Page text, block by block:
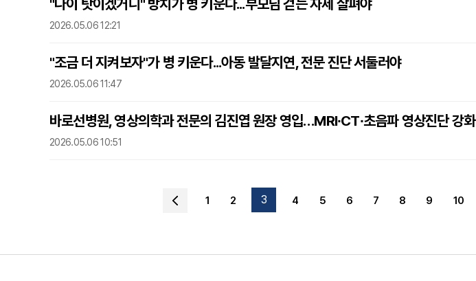
"나이 탓이겠거니" 방치가 병 키운다...부모님 걷는 자세 살펴야
2026.05.06 12:21
"조금 더 지켜보자"가 병 키운다...아동 발달지연, 전문 진단 서둘러야
2026.05.06 11:47
바로선병원, 영상의학과 전문의 김진엽 원장 영입…MRI∙CT∙초음파 영상진단 강화
2026.05.06 10:51
1 2 3 4 5 6 7 8 9 10